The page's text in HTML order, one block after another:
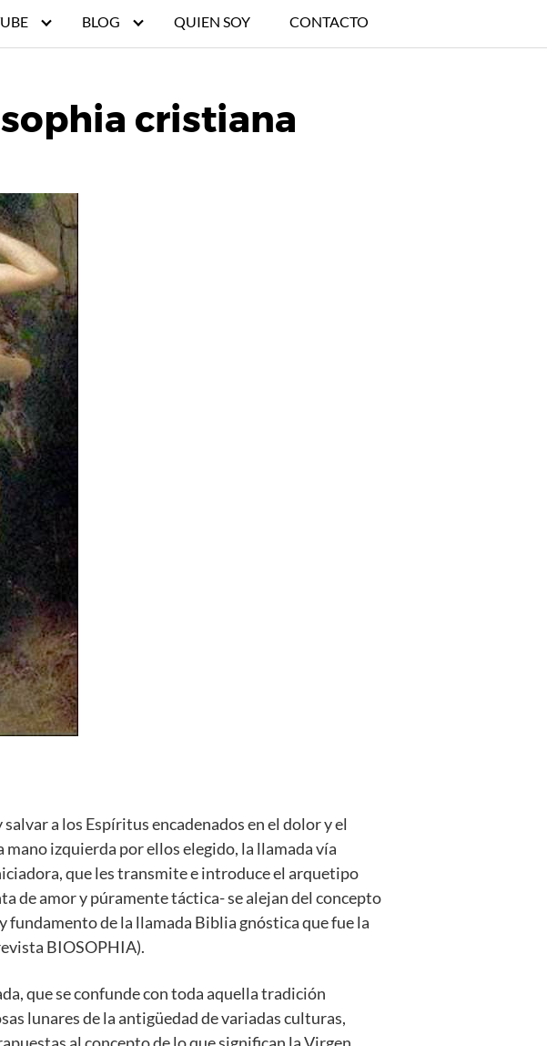
BLOG QUIEN SOY CONTACTO
cristiana
a los Espíritus encadenados en el dolor y el
mano izquierda por ellos elegido, la llamada vía
que les transmite e introduce el arquetipo
de amor y púramente táctica- se alejan del concepto
fundamento de la llamada Biblia gnóstica que fue la
BIOSOPHIA).
que se confunde con toda aquella tradición
lunares de la antigüedad de variadas culturas,